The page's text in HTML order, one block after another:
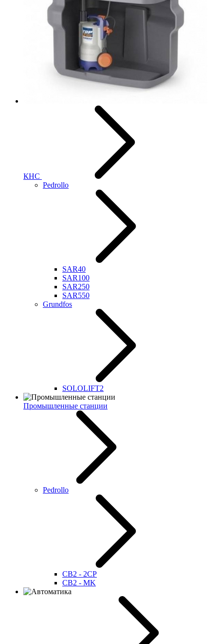
КНС
Pedrollo
SAR40
SAR100
SAR250
SAR550
Grundfos
SOLOLIFT2
Промышленные станции
Pedrollo
CB2 - 2CP
CB2 - MK